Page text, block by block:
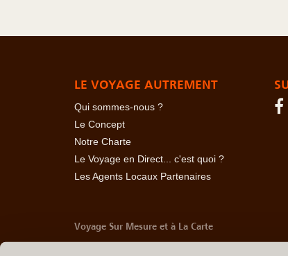
LE VOYAGE AUTREMENT
Qui sommes-nous ?
Le Concept
Notre Charte
Le Voyage en Direct... c'est quoi ?
Les Agents Locaux Partenaires
Voyage Sur Mesure et à La Carte